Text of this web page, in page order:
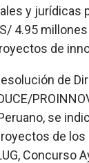
y jurídicas
4.95
de
de
se
de
Concurso